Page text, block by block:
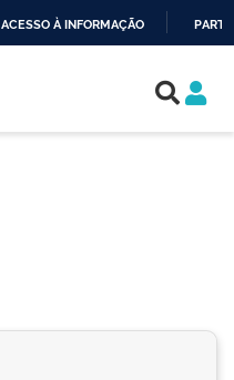
ACESSO À INFORMAÇÃO